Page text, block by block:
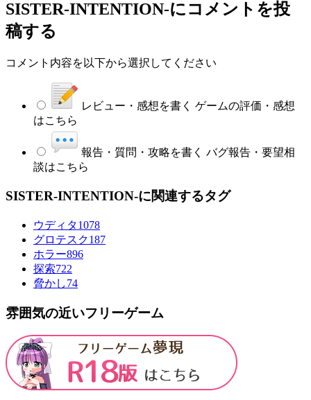
SISTER-INTENTION-にコメントを投
稿する
コメント内容を以下から選択してください
レビュー・感想を書く ゲームの評価・感想
はこちら
報告・質問・攻略を書く バグ報告・要望相
談はこちら
SISTER-INTENTION-に関連するタグ
ウディタ1078
グロテスク187
ホラー896
探索722
脅かし74
雰囲気の近いフリーゲーム